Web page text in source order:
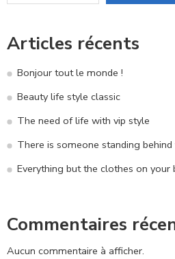
Articles récents
Bonjour tout le monde !
Beauty life style classic
The need of life with vip style
There is someone standing behind
Everything but the clothes on your
Commentaires
Aucun commentaire à afficher.